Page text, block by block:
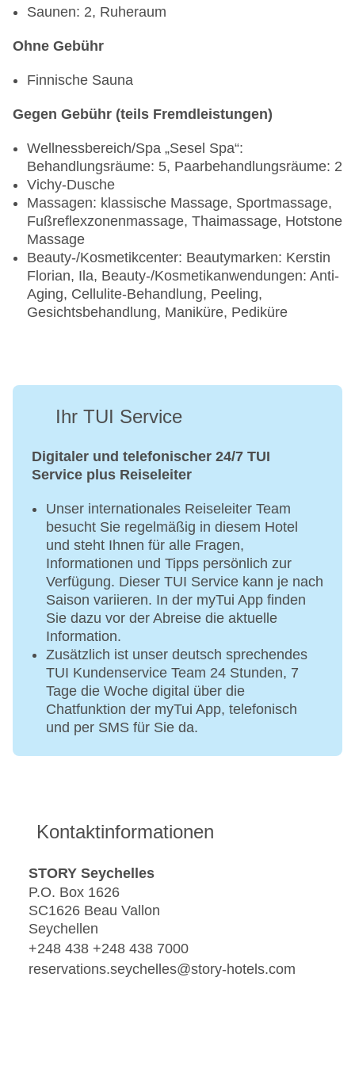
Afternoon Tea (15:00–16:00 Uhr, 1-mal pro
Aufenthalt, pro Zimmer)
Zugang zu à-la-carte Restaurants (inkl.
Seyshima)
Shisha im Kouler Kreol (19:00–22:00 Uhr, 1-mal
Frühstück am Strand (1-mal pro Aufenthalt, pro
Person)
Unbegrenzter Sekt während des Abendessens
Zusätzlich ab mindestens 7 Nächten Aufenthalt:
Spa-Behandlung (60 Minuten, pro Person, ab 12
Jahren, pro Aufenthalt)
Kostenloser Wäscheservice (bis zu 16 Teile, pro
Aufenthalt, pro Zimmer)
Besonderes Abendessen am Strand (pro
Saunen: 2, Ruheraum
Ohne Gebühr
Finnische Sauna
Gegen Gebühr (teils Fremdleistungen)
Wellnessbereich/Spa „Sesel Spa“:
Behandlungsräume: 5, Paarbehandlungsräume: 2
Vichy-Dusche
Massagen: klassische Massage, Sportmassage,
Fußreflexzonenmassage, Thaimassage, Hotstone
Massage
Beauty-/Kosmetikcenter: Beautymarken: Kerstin
Florian, Ila, Beauty-/Kosmetikanwendungen: Anti-
Aging, Cellulite-Behandlung, Peeling,
Gesichtsbehandlung, Maniküre, Pediküre
Ihr TUI Service
Digitaler und telefonischer 24/7 TUI
Service plus Reiseleiter
Unser internationales Reiseleiter Team
besucht Sie regelmäßig in diesem Hotel
und steht Ihnen für alle Fragen,
Informationen und Tipps persönlich zur
Verfügung. Dieser TUI Service kann je nach
Saison variieren. In der myTui App finden
Sie dazu vor der Abreise die aktuelle
Information.
Zusätzlich ist unser deutsch sprechendes
TUI Kundenservice Team 24 Stunden, 7
Tage die Woche digital über die
Chatfunktion der myTui App, telefonisch
und per SMS für Sie da.
Kontaktinformationen
STORY Seychelles
P.O. Box 1626
SC1626 Beau Vallon
Seychellen
+248 438 +248 438 7000
reservations.seychelles@story-hotels.com